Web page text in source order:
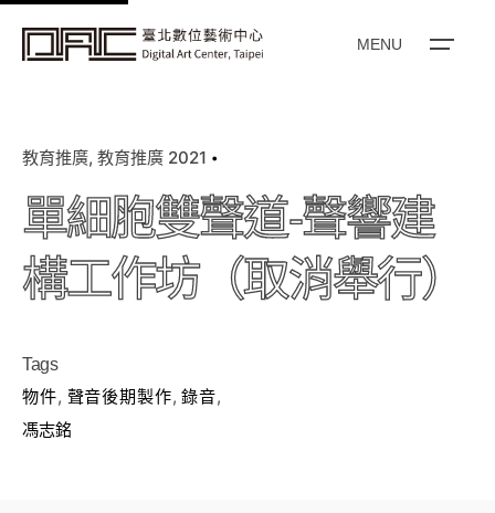
k
c
n
e
MENU
教育推廣 教育推廣 2021
單細胞雙聲道-聲響建
構工作坊（取消舉行）
Tags
物件, 聲音後期製作,錄音,
馮志銘